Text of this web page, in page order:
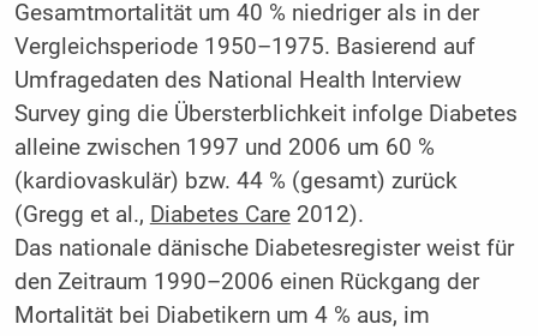
Gesamtmortalität um 40 % niedriger als in der
Vergleichsperiode 1950–1975. Basierend auf
Umfragedaten des National Health Interview
Survey ging die Übersterblichkeit infolge Diabetes
alleine zwischen 1997 und 2006 um 60 %
(kardiovaskulär) bzw. 44 % (gesamt) zurück
(Gregg et al., Diabetes Care2012).
Das nationale dänische Diabetesregister weist für
den Zeitraum 1990–2006 einen Rückgang der
Mortalität bei Diabetikern um 4 % aus, im